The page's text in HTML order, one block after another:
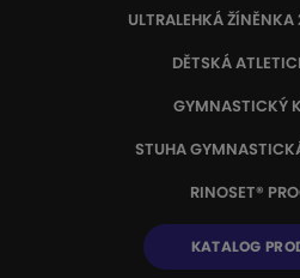
ULTRALEHKÁ
DĚTSKÁ
GYMNASTICKÝ
STUHA
RINOSET®
KATALOG